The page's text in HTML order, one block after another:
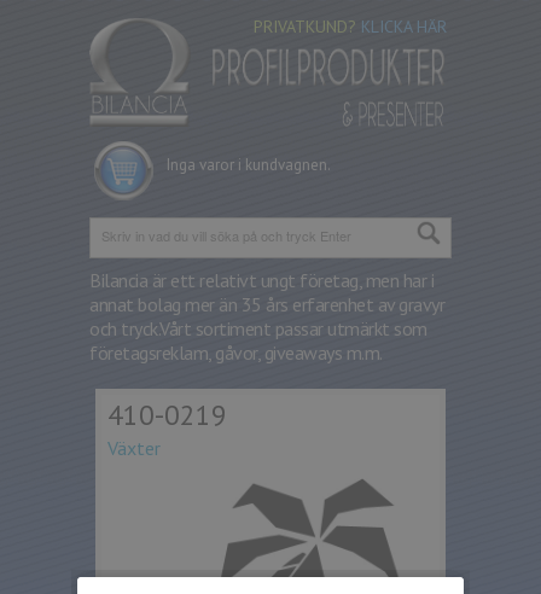
Inga varor i kundvagnen.
PRIVATKUND? KLICKA HÄR
Bilancia är ett relativt ungt företag, men har i
annat bolag mer än 35 års erfarenhet av gravyr
och tryck.Vårt sortiment passar utmärkt som
företagsreklam, gåvor, giveaways m.m.
410-0219
Växter